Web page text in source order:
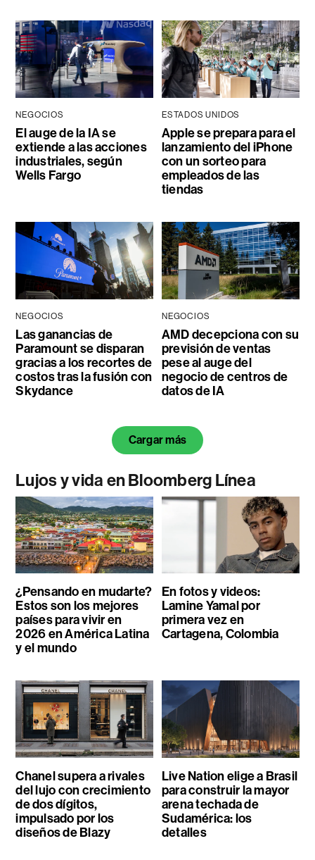
NEGOCIOS
El auge de la IA se
extiende a las acciones
industriales, según
Wells Fargo
ESTADOS UNIDOS
Apple se prepara para el
lanzamiento del iPhone
con un sorteo para
empleados de las
tiendas
NEGOCIOS
Las ganancias de
Paramount se disparan
gracias a los recortes de
costos tras la fusión con
Skydance
NEGOCIOS
AMD decepciona con su
previsión de ventas
pese al auge del
negocio de centros de
datos de IA
Cargar más
Lujos y vida en Bloomberg Línea
¿Pensando en mudarte?
Estos son los mejores
países para vivir en
2026 en América Latina
y el mundo
En fotos y videos:
Lamine Yamal por
primera vez en
Cartagena, Colombia
Chanel supera a rivales
del lujo con crecimiento
de dos dígitos,
impulsado por los
diseños de Blazy
Live Nation elige a Brasil
para construir la mayor
arena techada de
Sudamérica: los
detalles